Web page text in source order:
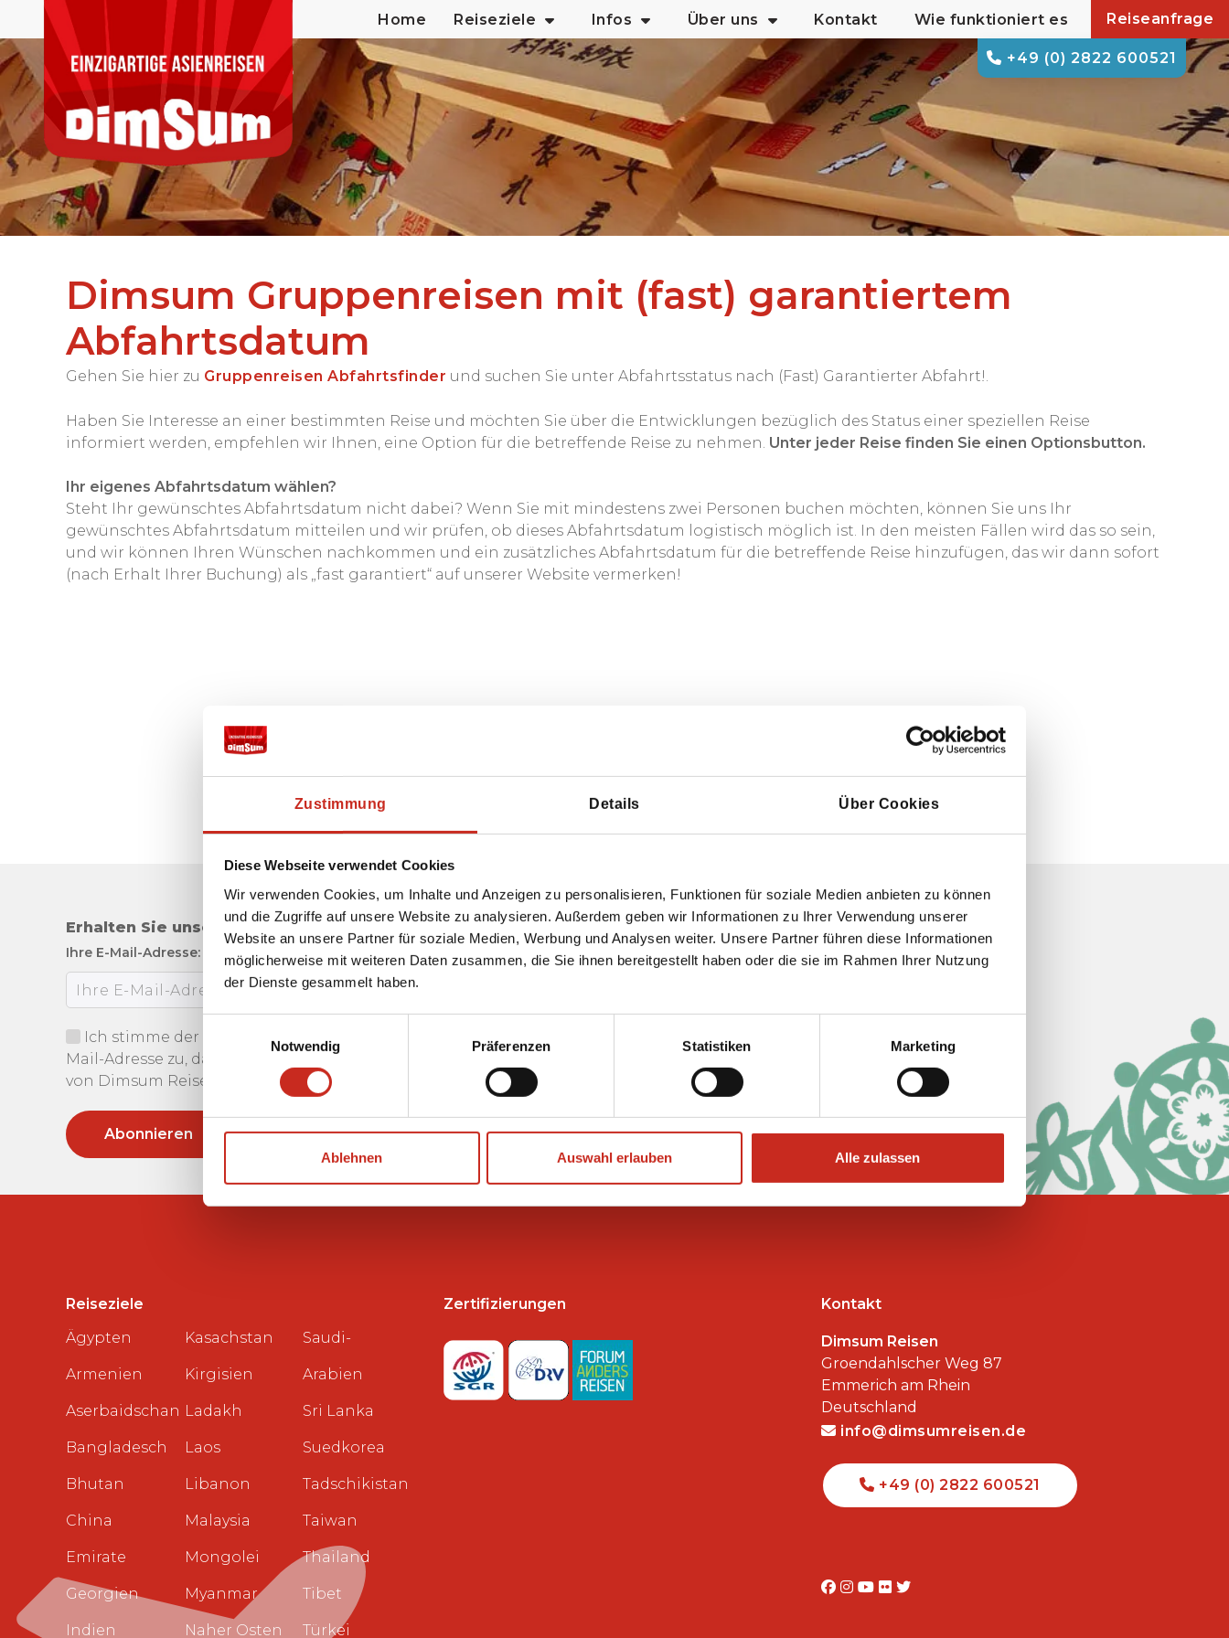
Zustimmung Details Über Cookies
Diese Webseite verwendet Cookies
Wir verwenden Cookies, um Inhalte und Anzeigen zu personalisieren, Funktionen für soziale Medien anbieten zu können
und die Zugriffe auf unsere Website zu analysieren. Außerdem geben wir Informationen zu Ihrer Verwendung unserer
Website an unsere Partner für soziale Medien, Werbung und Analysen weiter. Unsere Partner führen diese Informationen
möglicherweise mit weiteren Daten zusammen, die Sie ihnen bereitgestellt haben oder die sie im Rahmen Ihrer Nutzung
der Dienste gesammelt haben.
Notwendig
Präferenzen Statistiken Marketing
Ablehnen Auswahl erlauben Alle zulassen
+49 (0) 2822 600521
Home Reiseziele Infos Über uns Kontakt Wie funktioniert es Reiseanfrage
Dimsum Gruppenreisen mit (fast) garantiertem
Abfahrtsdatum
Gehen Sie hier zu Gruppenreisen Abfahrtsfinder und suchen Sie unter Abfahrtsstatus nach (Fast) Garantierter Abfahrt!.
Haben Sie Interesse an einer bestimmten Reise und möchten Sie über die Entwicklungen bezüglich des Status einer speziellen Reise
informiert werden, empfehlen wir Ihnen, eine Option für die betreffende Reise zu nehmen. Unter jeder Reise finden Sie einen Optionsbutton.
Ihr eigenes Abfahrtsdatum wählen?
Steht Ihr gewünschtes Abfahrtsdatum nicht dabei? Wenn Sie mit mindestens zwei Personen buchen möchten, können Sie uns Ihr
gewünschtes Abfahrtsdatum mitteilen und wir prüfen, ob dieses Abfahrtsdatum logistisch möglich ist. In den meisten Fällen wird das so sein,
und wir können Ihren Wünschen nachkommen und ein zusätzliches Abfahrtsdatum für die betreffende Reise hinzufügen, das wir dann sofort
(nach Erhalt Ihrer Buchung) als „fast garantiert“ auf unserer Website vermerken!
Erhalten Sie unseren Newsletter
Ihre E-Mail-Adresse:
Ich stimme der Verwendung meiner E-
Mail-Adresse zu, damit ich den Newsletter
von Dimsum Reisen erhalten kann.
Cookies und Datenschutz
Die Website von Dimsum Reisen verwendet
Cookie-Richtlinie Dimsum Reisen
Datenschutzrichtlinie
Soziale Medien
Reiseziele
Ägypten
Armenien
Aserbaidschan
Bangladesch
Bhutan
China
Emirate
Georgien
Indien
Kasachstan
Kirgisien
Ladakh
Laos
Libanon
Malaysia
Mongolei
Myanmar
Naher Osten
Saudi-
Arabien
Sri Lanka
Suedkorea
Tadschikistan
Taiwan
Thailand
Tibet
Türkei
Zertifizierungen Kontakt
Dimsum Reisen
Groendahlscher Weg 87
Emmerich am Rhein
Deutschland
info@dimsumreisen.de
+49 (0) 2822 600521